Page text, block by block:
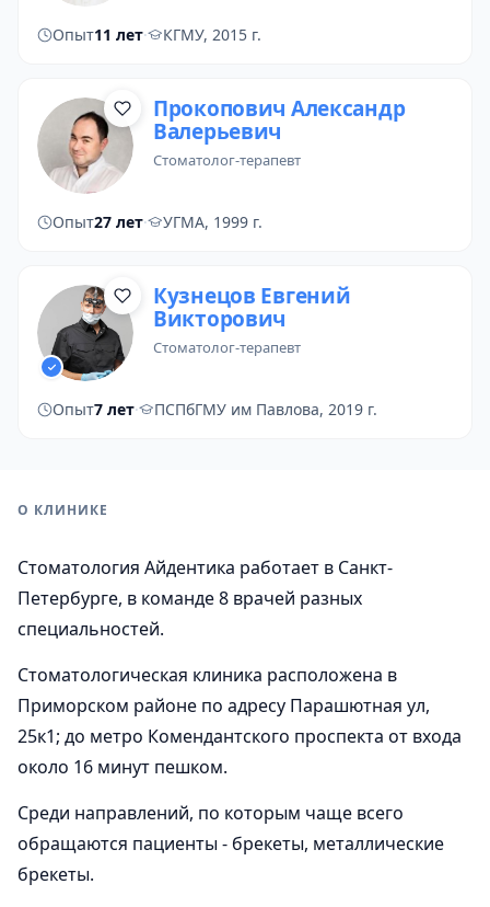
Опыт11 лет· КГМУ, 2015 г.
Прокопович Александр
Валерьевич
стоматолог-терапевт
Опыт27 лет· УГМА, 1999 г.
Кузнецов Евгений
Викторович
стоматолог-терапевт
Опыт7 лет· ПСПбГМУ им Павлова, 2019 г.
О КЛИНИКЕ
Стоматология Айдентика работает в Санкт-
Петербурге, в команде 8 врачей разных
специальностей.
Стоматологическая клиника расположена в
Приморском районе по адресу Парашютная ул,
25к1; до метро Комендантского проспекта от входа
около 16 минут пешком.
Среди направлений, по которым чаще всего
обращаются пациенты - брекеты, металлические
брекеты.